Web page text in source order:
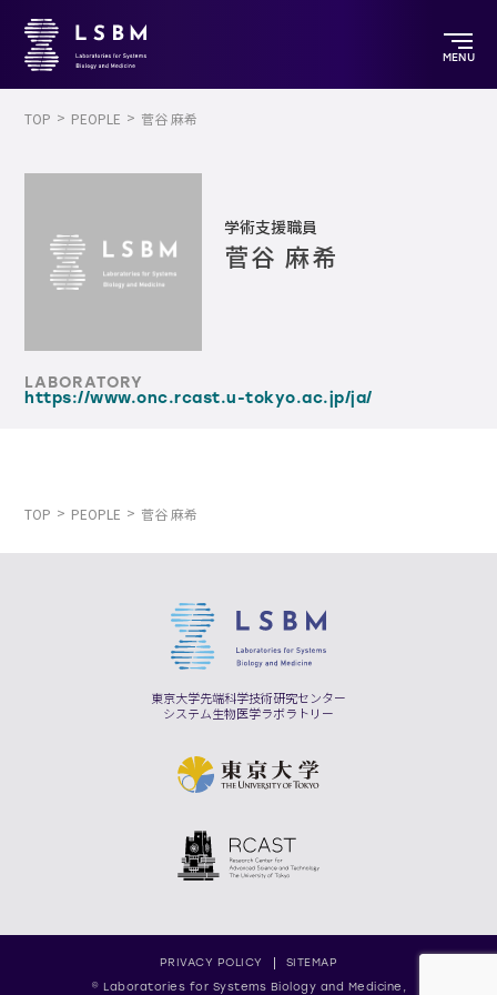
MENU
TOP PEOPLE 菅谷 麻希
学術支援職員
菅谷 麻希
LABORATORY
https://www.onc.rcast.u-tokyo.ac.jp/ja/
TOP PEOPLE 菅谷 麻希
東京大学先端科学技術研究センター
システム生物医学ラボラトリー
PRIVACY POLICY
SITEMAP
© Laboratories for Systems Biology and Medicine,